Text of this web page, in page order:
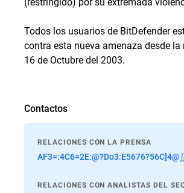
Todos los usuarios de BitDefender
contra esta nueva amenaza desde la
16 de Octubre del 2003.
Contactos
RELACIONES CON LA PRENSA
RELACIONES CON ANALISTAS DEL